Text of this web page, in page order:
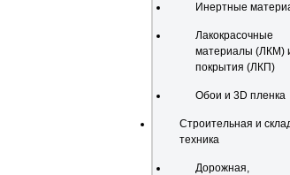
Инертные
Лакокрасочные
материалы (ЛКМ)
покрытия (ЛКП)
Обои и 3D пленка
Строительная и
техника
Дорожная,